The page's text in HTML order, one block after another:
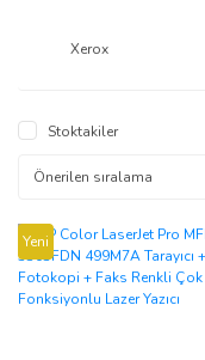
Xerox
Stoktakiler
Yeni